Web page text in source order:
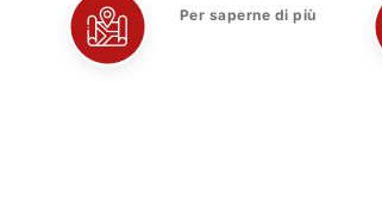
Per saperne di più